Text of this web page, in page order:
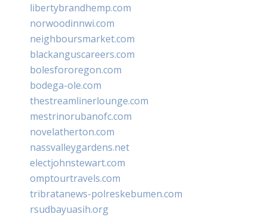
libertybrandhemp.com
norwoodinnwi.com
neighboursmarket.com
blackanguscareers.com
bolesfororegon.com
bodega-ole.com
thestreamlinerlounge.com
mestrinorubanofc.com
novelatherton.com
nassvalleygardens.net
electjohnstewart.com
omptourtravels.com
tribratanews-polreskebumen.com
rsudbayuasih.org